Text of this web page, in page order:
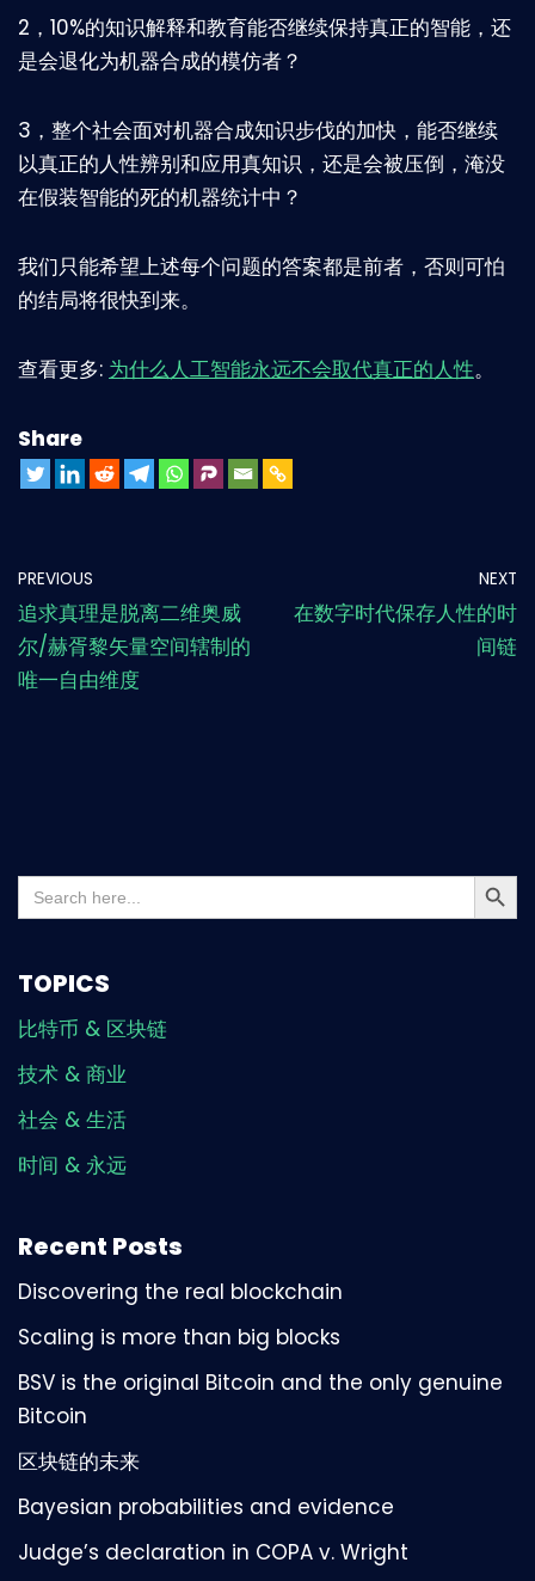
2，10%的知识解释和教育能否继续保持真正的智能，还
是会退化为机器合成的模仿者？
3，整个社会面对机器合成知识步伐的加快，能否继续
以真正的人性辨别和应用真知识，还是会被压倒，淹没
在假装智能的死的机器统计中？
我们只能希望上述每个问题的答案都是前者，否则可怕
的结局将很快到来。
查看更多: 为什么人工智能永远不会取代真正的人性。
Share
PREVIOUS
追求真理是脱离二维奥威
尔/赫胥黎矢量空间辖制的
唯一自由维度
NEXT
在数字时代保存人性的时
间链
Search
for:
Search
TOPICS
比特币 & 区块链
技术 & 商业
社会 & 生活
时间 & 永远
Recent Posts
Discovering the real blockchain
Scaling is more than big blocks
BSV is the original Bitcoin and the only genuine
Bitcoin
区块链的未来
Bayesian probabilities and evidence
Judge’s declaration in COPA v. Wright